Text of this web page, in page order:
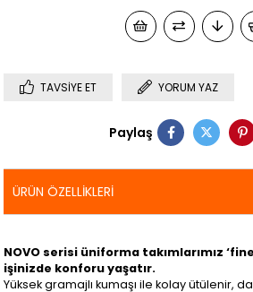
TAVSIYE ET YORUM YAZ
Paylaş
ÜRÜN ÖZELLIKLERI
NOVO serisi üniforma takımlarımız
işinizde konforu yaşatır.
Yüksek gramajlı kumaşı ile kolay ütülenir,